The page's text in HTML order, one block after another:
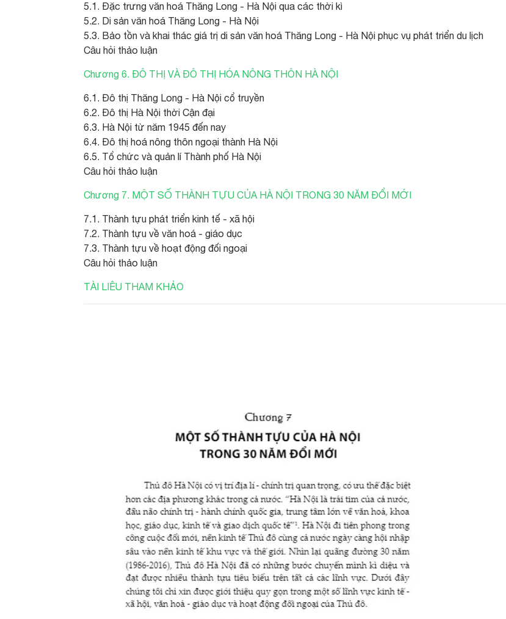
5.1. Đặc trưng văn hoá Thăng Long - Hà Nội qua các thời kì
5.2. Di sản văn hoá Thăng Long - Hà Nội
5.3. Bảo tồn và khai thác giá trị di sản văn hoá Thăng Long - Hà Nội phục vụ phát triển du lịch
Câu hỏi thảo luận
Chương 6. ĐÔ THỊ VÀ ĐÔ THỊ HÓA NÔNG THÔN HÀ NỘI
6.1. Đô thị Thăng Long - Hà Nội cổ truyền
6.2. Đô thị Hà Nội thời Cận đại
6.3. Hà Nội từ năm 1945 đến nay
6.4. Đô thị hoá nông thôn ngoại thành Hà Nội
6.5. Tổ chức và quản lí Thành phố Hà Nội
Câu hỏi thảo luận
Chương 7. MỘT SỐ THÀNH TỰU CỦA HÀ NỘI TRONG 30 NĂM ĐỔI MỚI
7.1. Thành tựu phát triển kinh tế - xã hội
7.2. Thành tựu về văn hoá - giáo dục
7.3. Thành tựu về hoạt động đối ngoại
Câu hỏi thảo luận
TÀI LIÊU THAM KHẢO